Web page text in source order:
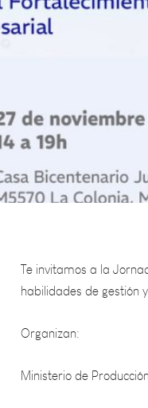
habilidades de
Organizan:
Ministerio de
Municipio de Junín